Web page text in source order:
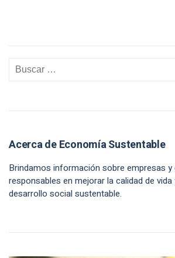
Acerca de Economía Sustentable
Brindamos información sobre empresas y
responsables en mejorar la calidad de
desarrollo social sustentable.